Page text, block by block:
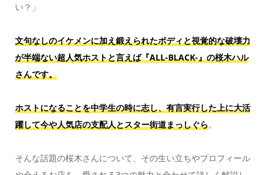
い？」
文句なしのイケメンに加え鍛えられたボディと視覚的な破壊力
が半端ない超人気ホストと言えば『ALL-BLACK-』の桜木ハル
さんです。
ホストになることを中学生の時に志し、有言実行した上に大活
躍して今や人気店の支配人とスター街道まっしぐら。
そんな話題の桜木さんについて、その生い立ちやプロフィール